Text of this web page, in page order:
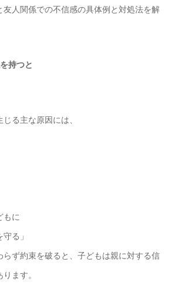
友人関係での不信感の具体例と対処法を解
持つと
る主な原因には、
もに
る」
らず約束を破ると、子どもは親に対する信
ます。